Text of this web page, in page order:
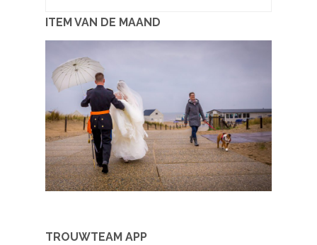
ITEM VAN DE MAAND
TROUWTEAM APP